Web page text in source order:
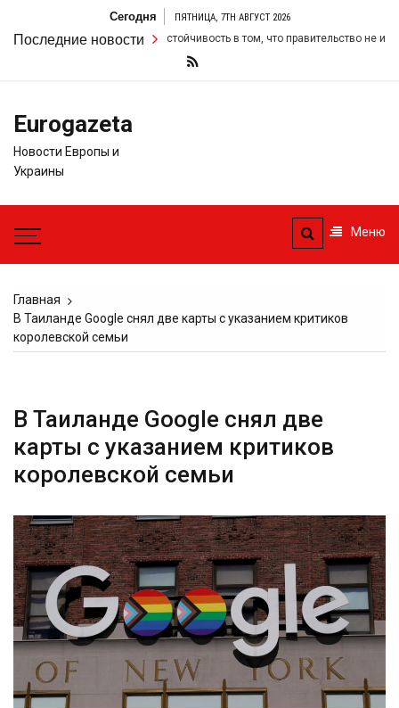
содержимому
Сегодня ПЯТНИЦА, 7TH АВГУСТ 2026
Последние новости
Стармер удвоил свою настойчивость в том, что правительство не
Eurogazeta
Новости Европы и
Украины
Меню
Главная
В Таиланде Google снял две карты с указанием критиков
королевской семьи
В Таиланде Google снял две
карты с указанием критиков
королевской семьи